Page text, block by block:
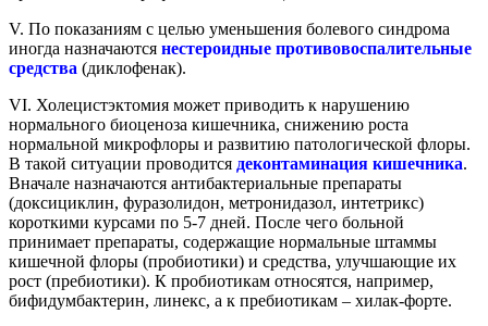
V. По показаниям с целью уменьшения болевого синдрома
иногда назначаются нестероидные противовоспалительные
средства (диклофенак).
VI. Холецистэктомия может приводить к нарушению
нормального биоценоза кишечника, снижению роста
нормальной микрофлоры и развитию патологической флоры.
В такой ситуации проводится деконтаминация кишечника.
Вначале назначаются антибактериальные препараты
(доксициклин, фуразолидон, метронидазол, интетрикс)
короткими курсами по 5-7 дней. После чего больной
принимает препараты, содержащие нормальные штаммы
кишечной флоры (пробиотики) и средства, улучшающие их
рост (пребиотики). К пробиотикам относятся, например,
бифидумбактерин, линекс, а к пребиотикам – хилак-форте.